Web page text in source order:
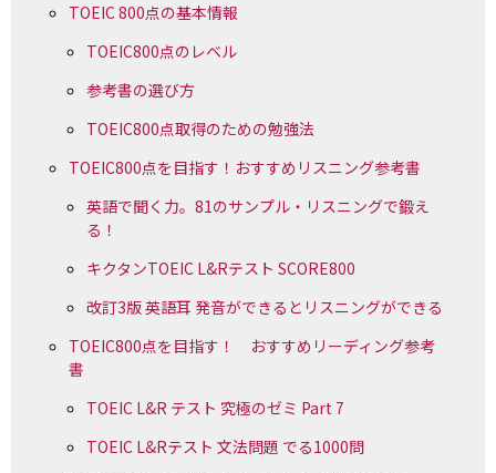
TOEIC 800点の基本情報
TOEIC800点のレベル
参考書の選び方
TOEIC800点取得のための勉強法
TOEIC800点を目指す！おすすめリスニング参考書
英語で聞く力。81のサンプル・リスニングで鍛え
る！
キクタンTOEIC L&Rテスト SCORE800
改訂3版 英語耳 発音ができるとリスニングができる
TOEIC800点を目指す！ おすすめリーディング参考
書
TOEIC L&R テスト 究極のゼミ Part 7
TOEIC L&Rテスト 文法問題 でる1000問